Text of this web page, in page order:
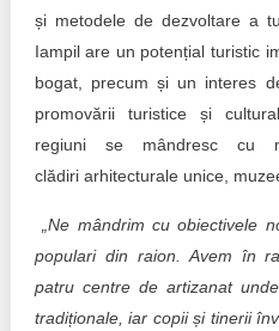
și metodele de dezvoltare a
Iampil are un potențial turistic
bogat, precum și un interes
promovării turistice și
regiuni se mândresc cu
clădiri arhitecturale unice,
„Ne mândrim cu obiectivele
populari din raion. Avem în
patru centre de artizanat
tradiționale, iar copii și tinerii